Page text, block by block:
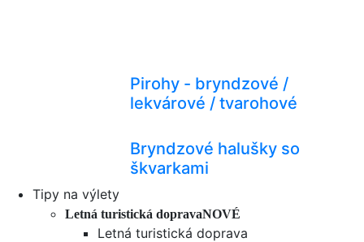
Pirohy - bryndzové /
lekvárové / tvarohové
Bryndzové halušky so
škvarkami
Tipy na výlety
Letná turistická dopravaNOVÉ
Letná turistická doprava